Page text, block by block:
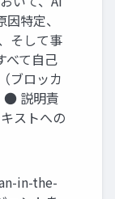
特定、
そして事
べて自己
ブロッカ
● 説明責
ストへの
in-the-